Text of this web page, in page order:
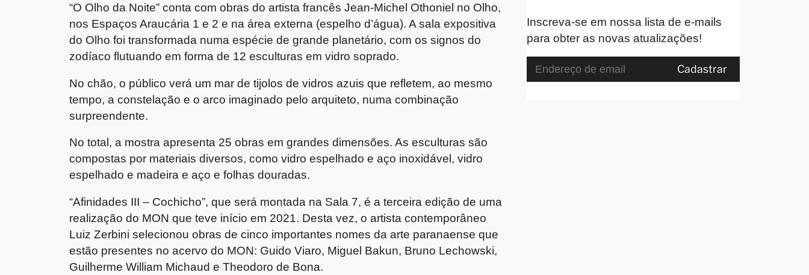
“O Olho da Noite” conta com obras do artista francês Jean-Michel Othoniel no Olho,
nos Espaços Araucária 1 e 2 e na área externa (espelho d’água). A sala expositiva
do Olho foi transformada numa espécie de grande planetário, com os signos do
zodíaco flutuando em forma de 12 esculturas em vidro soprado.
No chão, o público verá um mar de tijolos de vidros azuis que refletem, ao mesmo
tempo, a constelação e o arco imaginado pelo arquiteto, numa combinação
surpreendente.
No total, a mostra apresenta 25 obras em grandes dimensões. As esculturas são
compostas por materiais diversos, como vidro espelhado e aço inoxidável, vidro
espelhado e madeira e aço e folhas douradas.
“Afinidades III – Cochicho”, que será montada na Sala 7, é a terceira edição de uma
realização do MON que teve início em 2021. Desta vez, o artista contemporâneo
Luiz Zerbini selecionou obras de cinco importantes nomes da arte paranaense que
estão presentes no acervo do MON: Guido Viaro, Miguel Bakun, Bruno Lechowski,
Guilherme William Michaud e Theodoro de Bona.
Inscreva-se em nossa lista de e-mails
para obter as novas atualizações!
Cadastrar